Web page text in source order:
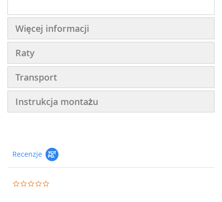
Więcej informacji
Raty
Transport
Instrukcja montażu
Recenzje